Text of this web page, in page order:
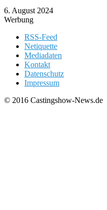
6. August 2024
Werbung
RSS-Feed
Netiquette
Mediadaten
Kontakt
Datenschutz
Impressum
© 2016 Castingshow-News.de